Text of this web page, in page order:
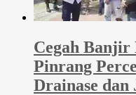
Cegah Banjir
Pinrang
Drainase dan